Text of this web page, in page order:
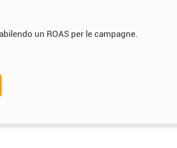
un ROAS per le campagne.